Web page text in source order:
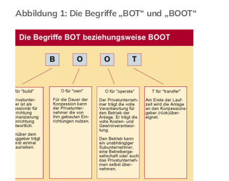
Abbildung 1: Die Begriffe „BOT“ und „BOOT“